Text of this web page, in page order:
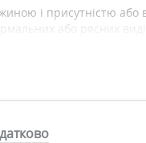
і присутністю або
або рясних
можете в інтернет-